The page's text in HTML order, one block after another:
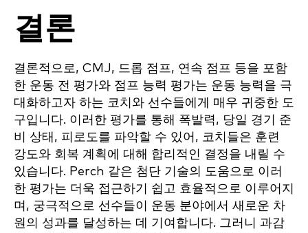
결론
결론적으로, CMJ, 드롭 점프, 연속 점프 등을 포함
한 운동 전 평가와 점프 능력 평가는 운동 능력을 극
대화하고자 하는 코치와 선수들에게 매우 귀중한 도
구입니다. 이러한 평가를 통해 폭발력, 당일 경기 준
비 상태, 피로도를 파악할 수 있어, 코치들은 훈련
강도와 회복 계획에 대해 합리적인 결정을 내릴 수
있습니다. Perch 같은 첨단 기술의 도움으로 이러
한 평가는 더욱 접근하기 쉽고 효율적으로 이루어지
며, 궁극적으로 선수들이 운동 분야에서 새로운 차
원의 성과를 달성하는 데 기여합니다. 그러니 과감